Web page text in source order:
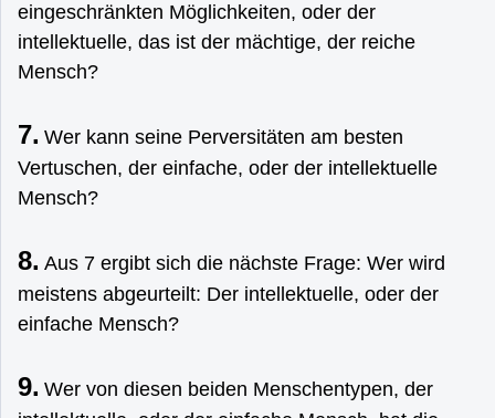
eingeschränkten Möglichkeiten, oder der
intellektuelle, das ist der mächtige, der reiche
Mensch?
7. Wer kann seine Perversitäten am besten
Vertuschen, der einfache, oder der intellektuelle
Mensch?
8. Aus 7 ergibt sich die nächste Frage: Wer wird
meistens abgeurteilt: Der intellektuelle, oder der
einfache Mensch?
9. Wer von diesen beiden Menschentypen, der